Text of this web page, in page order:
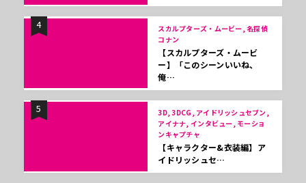
4
スカルプターズ・ムービー, 名探偵
コナン
【スカルプターズ・ムービ
ー】「このシーンいいね、
俺…
5
3D, 3DCG, アイドリッシュセブン,
アイナナ, インタビュー, モーショ
ンキャプチャ
【キャラクター&衣装編】ア
イドリッシュセ…